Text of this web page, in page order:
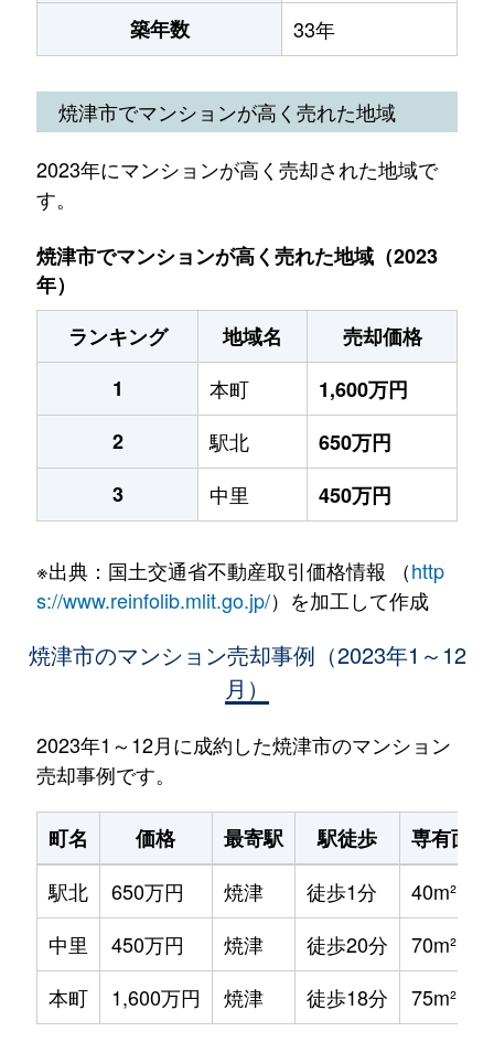
築年数 33年
焼津市でマンションが高く売れた地域
2023年にマンションが高く売却された地域で
す。
焼津市でマンションが高く売れた地域（2023
年）
ランキング
地域名
売却価格
1
本町
1,600万円
2
駅北
650万円
3
中里 450万円
※出典：国土交通省不動産取引価格情報 （http
s://www.reinfolib.mlit.go.jp/）を加工して作成
焼津市のマンション売却事例（2023年1～12
月）
2023年1～12月に成約した焼津市のマンション
売却事例です。
町名 価格 最寄駅 駅徒歩
専有面積
駅北
650万円 焼津 徒歩1分
40m²
中里
450万円 焼津 徒歩20分
70m²
本町
1,600万円 焼津 徒歩18分 75m²